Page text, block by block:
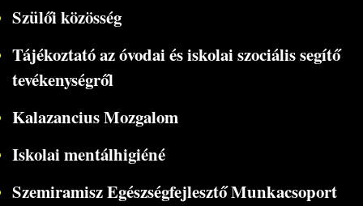
Szülői közösség
Tájékoztató az óvodai és iskolai szociális segítő
tevékenységről
Kalazancius Mozgalom
Iskolai mentálhigiéné
Szemiramisz Egészségfejlesztő Munkacsoport